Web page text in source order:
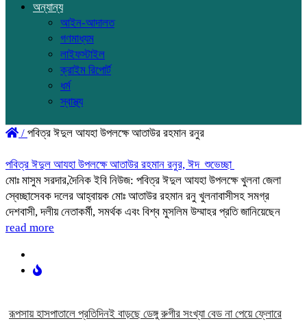
অন্যান্য
আইন-আদালত
গণমাধ্যম
লাইফস্টাইল
ক্রাইম রিপোর্ট
ধর্ম
স্বাস্থ্য
/ পবিত্র ঈদুল আযহা উপলক্ষে আতাউর রহমান রনুর
পবিত্র ঈদুল আযহা উপলক্ষে আতাউর রহমান রনুর, ঈদ শুভেচ্ছা
মোঃ মাসুম সরদার,দৈনিক ইবি নিউজ: পবিত্র ঈদুল আযহা উপলক্ষে খুলনা জেলা
স্বেচ্ছাসেবক দলের আহ্বায়ক মোঃ আতাউর রহমান রনু খুলনাবাসীসহ সমগ্র
দেশবাসী, দলীয় নেতাকর্মী, সমর্থক এবং বিশ্ব মুসলিম উম্মাহর প্রতি জানিয়েছেন
read more
রূপসায় হাসপাতালে প্রতিদিনই বাড়ছে ডেঙ্গু রুগীর সংখ্যা বেড না পেয়ে ফ্লোরে